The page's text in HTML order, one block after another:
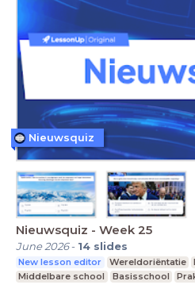
Nieuwsquiz - Week 25
June 2026- 14 slides
New lesson editor Wereldoriëntatie
Middelbare school
Basisschool
Nieuwsquiz